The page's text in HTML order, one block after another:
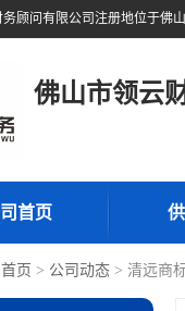
佛山市领云
首页
首页 > 公司动态 > 清远商